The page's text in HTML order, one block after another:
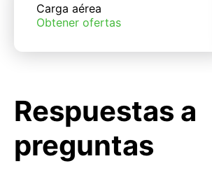
Carga aérea
Obtener ofertas
Respuestas a
preguntas